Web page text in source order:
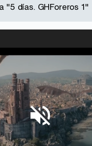
"5 días. GHForeros 1"